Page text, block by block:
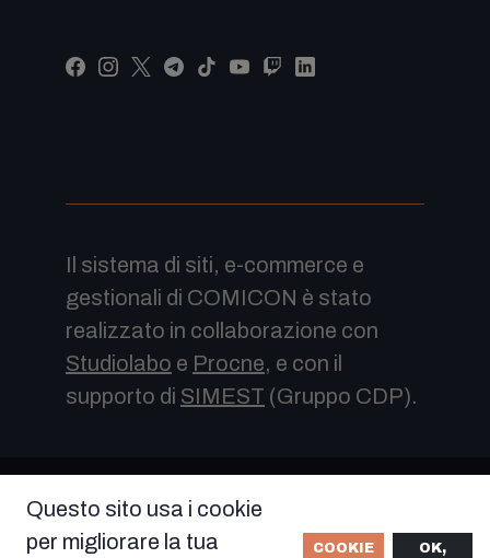
Il sistema di siti, e-commerce e
gestionali di COMICON è stato
realizzato in collaborazione con
Studiolabo e Procne, e con il
supporto di SIMEST (Gruppo CDP).
© COPYRIGHT COMICON 2022 Tutti i diritti
riservati - VISIONA SOC. COOP. VICO
SANTA MARIA A CAPPELLA VECCHIA 11,
Questo sito usa i cookie
per migliorare la tua
COOKIE OK,